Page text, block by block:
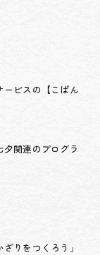
ービスの【こぱん
関連のプログラ
りをつくろう」